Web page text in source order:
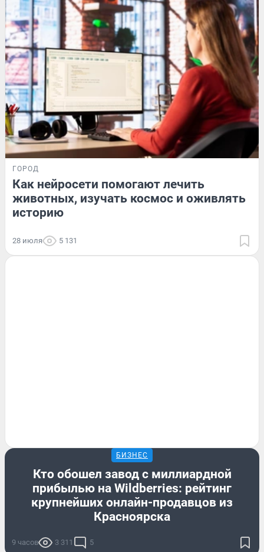
ГОРОД
Как нейросети помогают лечить
животных, изучать космос и оживлять
историю
28 июля 5 131
БИЗНЕС
Кто обошел завод с миллиардной
прибылью на Wildberries: рейтинг
крупнейших онлайн-продавцов из
Красноярска
9 часов 3 311 5